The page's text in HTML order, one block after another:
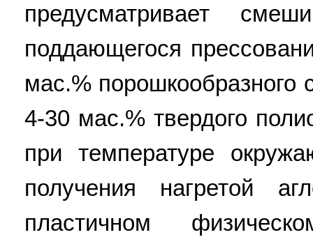
предусматривает
поддающегося
мас.% порошкообразного
4-30 мас.% твердого
при температуре
получения нагретой
пластичном